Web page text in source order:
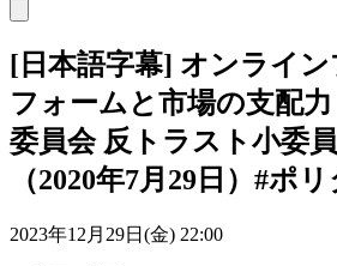
[日本語字幕] オンライン
フォームと市場の支配
委員会 反トラスト小委
（2020年7月29日）#ポ
2023年12月29日(金) 22:00